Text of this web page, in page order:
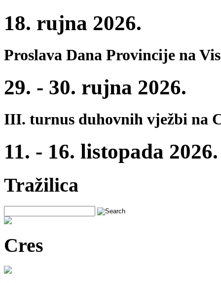
18. rujna 2026.
Proslava Dana Provincije na
29. - 30. rujna 2026.
III. turnus duhovnih vježbi na
11. - 16. listopada 2026.
Tražilica
Cres